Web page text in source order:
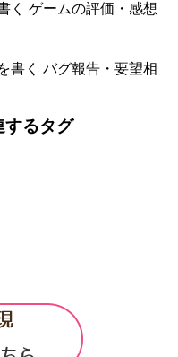
く ゲームの評価・感想
書く バグ報告・要望相
するタグ